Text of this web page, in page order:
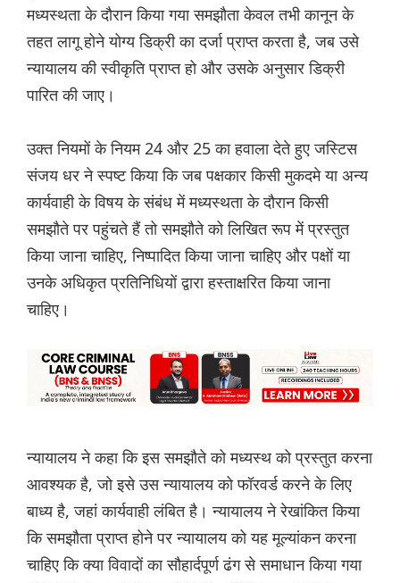
मध्यस्थता के दौरान किया गया समझौता केवल तभी कानून के
तहत लागू होने योग्य डिक्री का दर्जा प्राप्त करता है, जब उसे
न्यायालय की स्वीकृति प्राप्त हो और उसके अनुसार डिक्री
पारित की जाए।
उक्त नियमों के नियम 24 और 25 का हवाला देते हुए जस्टिस
संजय धर ने स्पष्ट किया कि जब पक्षकार किसी मुकदमे या अन्य
कार्यवाही के विषय के संबंध में मध्यस्थता के दौरान किसी
समझौते पर पहुंचते हैं तो समझौते को लिखित रूप में प्रस्तुत
किया जाना चाहिए, निष्पादित किया जाना चाहिए और पक्षों या
उनके अधिकृत प्रतिनिधियों द्वारा हस्ताक्षरित किया जाना
चाहिए।
न्यायालय ने कहा कि इस समझौते को मध्यस्थ को प्रस्तुत करना
आवश्यक है, जो इसे उस न्यायालय को फॉरवर्ड करने के लिए
बाध्य है, जहां कार्यवाही लंबित है। न्यायालय ने रेखांकित किया
कि समझौता प्राप्त होने पर न्यायालय को यह मूल्यांकन करना
चाहिए कि क्या विवादों का सौहार्दपूर्ण ढंग से समाधान किया गया